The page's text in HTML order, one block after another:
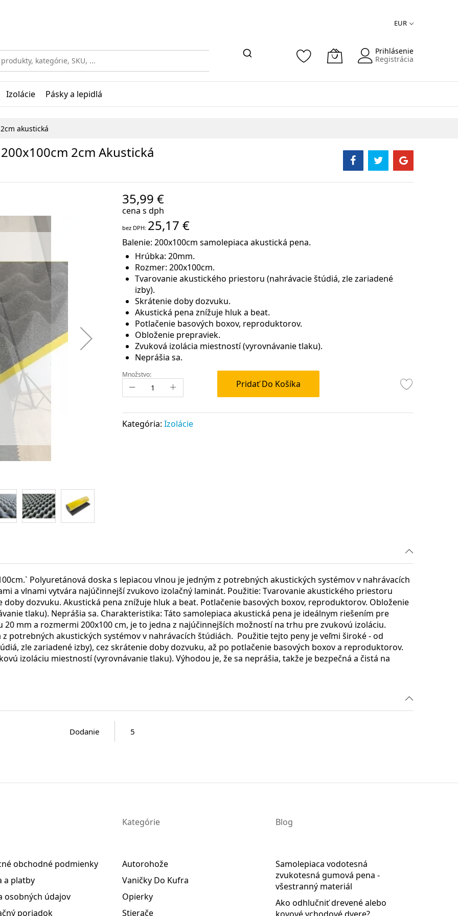
EUR
Prihlásenie
Registrácia
Izolácie Pásky a lepidlá
akustická
2cm Akustická
35,99 €
cena s dph
25,17 €
Balenie: 200x100cm samolepiaca akustická pena.
Hrúbka: 20mm.
Rozmer: 200x100cm.
Tvarovanie akustického priestoru (nahrávacie štúdiá, zle zariadené
izby).
Skrátenie doby dozvuku.
Akustická pena znížuje hluk a beat.
Potlačenie basových boxov, reproduktorov.
Obloženie prepraviek.
Zvuková izolácia miestností (vyrovnávanie tlaku).
Neprášia sa.
Množstvo:
Pridať Do Košíka
Kategória: Izolácie
Polyuretánová doska s lepiacou vlnou je jedným z potrebných akustických systémov v nahrávacích
a vlnami vytvára najúčinnejší zvukovo izolačný laminát. Použitie: Tvarovanie akustického priestoru
doby dozvuku. Akustická pena znížuje hluk a beat. Potlačenie basových boxov, reproduktorov. Obloženie
tlaku). Neprášia sa. Charakteristika: Táto samolepiaca akustická pena je ideálnym riešením pre
mm a rozmermi 200x100 cm, je to jedna z najúčinnejších možností na trhu pre zvukovú izoláciu.
potrebných akustických systémov v nahrávacích štúdiách. Použitie tejto peny je veľmi široké - od
zle zariadené izby), cez skrátenie doby dozvuku, až po potlačenie basových boxov a reproduktorov.
izoláciu miestností (vyrovnávanie tlaku). Výhodou je, že sa neprášia, takže je bezpečná a čistá na
Dodanie 5
obchodné podmienky
a platby
osobných údajov
poriadok
Kategórie
Autorohože
Vaničky Do Kufra
Opierky
Stierače
Blog
Samolepiaca vodotesná
zvukotesná gumová pena -
všestranný materiál
Ako odhlučniť drevené alebo